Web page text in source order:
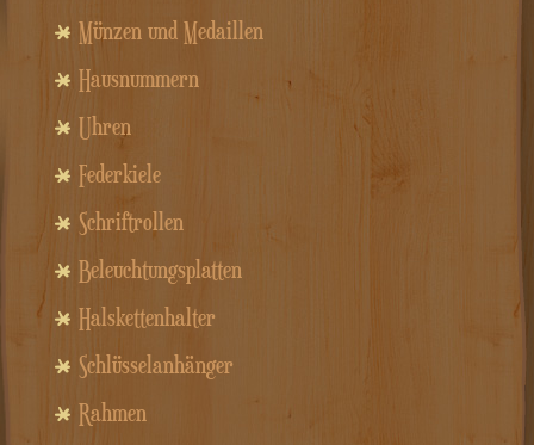
Münzen und Medaillen
Hausnummern
Uhren
Federkiele
Schriftrollen
Beleuchtungsplatten
Halskettenhalter
Schlüsselanhänger
Rahmen